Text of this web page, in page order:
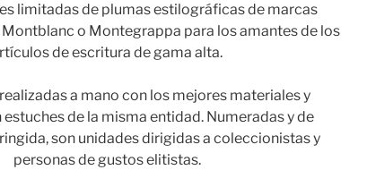
limitadas de plumas estilográficas de marcas
o Montegrappa para los amantes de los
de escritura de gama alta.
a mano con los mejores materiales y
estuches de la misma entidad. Numeradas y de
son unidades dirigidas a coleccionistas y
personas de gustos elitistas.